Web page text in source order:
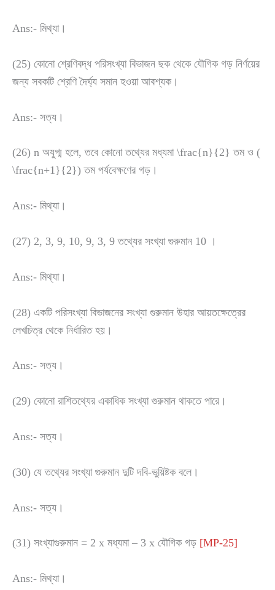
Ans:- মিথ্যা।
(25) কোনো শ্রেণিবদ্ধ পরিসংখ্যা বিভাজন ছক থেকে যৌগিক গড় নির্ণয়ের
জন্য সবকটি শ্রেণি দৈর্ঘ্য সমান হওয়া আবশ্যক।
Ans:- সত্য।
(26) n অযুগ্ম হলে, তবে কোনো তথ্যের মধ্যমা \frac{n}{2} তম ও (
\frac{n+1}{2}) তম পর্যবেক্ষণের গড়।
Ans:- মিথ্যা।
(27) 2, 3, 9, 10, 9, 3, 9 তথ্যের সংখ্যা গুরুমান 10 ।
Ans:- মিথ্যা।
(28) একটি পরিসংখ্যা বিভাজনের সংখ্যা গুরুমান উহার আয়তক্ষেত্রের
লেখচিত্র থেকে নির্ধারিত হয়।
Ans:- সত্য।
(29) কোনো রাশিতথ্যের একাধিক সংখ্যা গুরুমান থাকতে পারে।
Ans:- সত্য।
(30) যে তথ্যের সংখ্যা গুরুমান দুটি দবি-ভুয়িষ্টক বলে।
Ans:- সত্য।
(31) সংখ্যাগুরুমান = 2 x মধ্যমা – 3 x যৌগিক গড় [MP-25]
Ans:- মিথ্যা।